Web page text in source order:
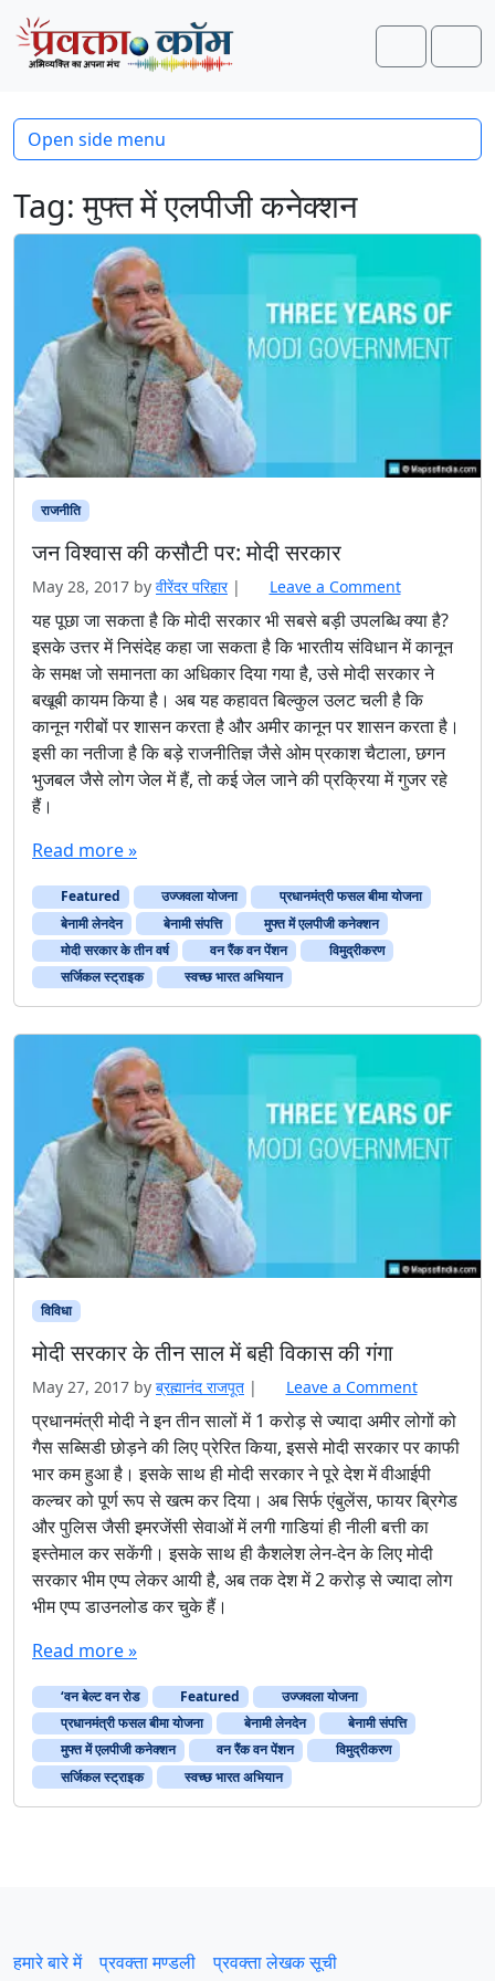
Skip to content
Skip to footer
Search
Tag:मुफ्त में एलपीजी कनेक्शन
राजनीति
जन विश्वास की कसौटी पर: मोदी सरकार
May 28, 2017 by वीरेंदर परिहार | Leave a Comment
यह पूछा जा सकता है कि मोदी सरकार भी सबसे बड़ी उपलब्धि क्या है?
इसके उत्तर में निसंदेह कहा जा सकता है कि भारतीय संविधान में कानून
के समक्ष जो समानता का अधिकार दिया गया है, उसे मोदी सरकार ने
बखूबी कायम किया है। अब यह कहावत बिल्कुल उलट चली है कि
कानून गरीबों पर शासन करता है और अमीर कानून पर शासन करता है।
इसी का नतीजा है कि बड़े राजनीतिज्ञ जैसे ओम प्रकाश चैटाला, छगन
भुजबल जैसे लोग जेल में हैं, तो कई जेल जाने की प्रक्रिया में गुजर रहे
हैं।
Read more »
Featured उज्जवला योजना
प्रधानमंत्री फसल बीमा योजना
बेनामी लेनदेन
बेनामी संपत्ति
मुफ्त में एलपीजी कनेक्शन
मोदी सरकार के तीन वर्ष
वन रैंक वन पेंशन
विमुद्रीकरण
सर्जिकल स्ट्राइक
स्वच्छ भारत अभियान
विविधा
मोदी सरकार के तीन साल में बही विकास की गंगा
May 27, 2017 by ब्रह्मानंद राजपूत | Leave a Comment
प्रधानमंत्री मोदी ने इन तीन सालों में 1 करोड़ से ज्यादा अमीर लोगों को
गैस सब्सिडी छोड़ने की लिए प्रेरित किया, इससे मोदी सरकार पर काफी
भार कम हुआ है। इसके साथ ही मोदी सरकार ने पूरे देश में वीआईपी
कल्चर को पूर्ण रूप से खत्म कर दिया। अब सिर्फ एंबुलेंस, फायर ब्रिगेड
और पुलिस जैसी इमरजेंसी सेवाओं में लगी गाडियां ही नीली बत्ती का
इस्तेमाल कर सकेंगी। इसके साथ ही कैशलेश लेन-देन के लिए मोदी
सरकार भीम एप्प लेकर आयी है, अब तक देश में 2 करोड़ से ज्यादा लोग
भीम एप्प डाउनलोड कर चुके हैं।
Read more »
‘वन बेल्ट वन रोड Featured
उज्जवला योजना
प्रधानमंत्री फसल बीमा योजना
बेनामी लेनदेन
बेनामी संपत्ति
मुफ्त में एलपीजी कनेक्शन
वन रैंक वन पेंशन
विमुद्रीकरण
सर्जिकल स्ट्राइक
स्वच्छ भारत अभियान
Open side menu
हमारे बारे में प्रवक्‍ता मण्डली प्रवक्ता लेखक सूची